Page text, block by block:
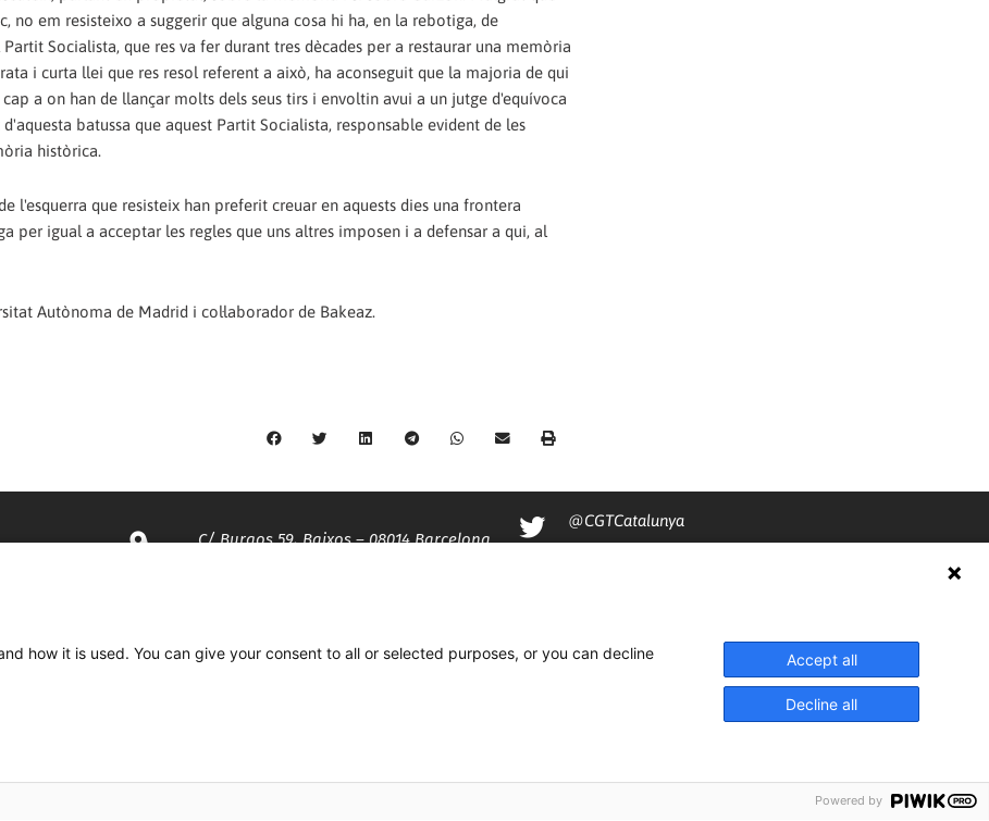
no em resisteixo a suggerir que alguna cosa hi ha, en la rebotiga, de
Socialista, que res va fer durant tres dècades per a restaurar una memòria
i curta llei que res resol referent a això, ha aconseguit que la majoria de qui
a on han de llançar molts dels seus tirs i envoltin avui a un jutge d'equívoca
batussa que aquest Partit Socialista, responsable evident de les
històrica.
l'esquerra que resisteix han preferit creuar en aquests dies una frontera
per igual a acceptar les regles que uns altres imposen i a defensar a qui, al
Autònoma de Madrid i col·laborador de Bakeaz.
C/ Burgos 59, Baixos – 08014 Barcelona
@CGTCatalunya
how it is used. You can give your consent to all or selected purposes, or you can decline
Accept all
Decline all
Powered by